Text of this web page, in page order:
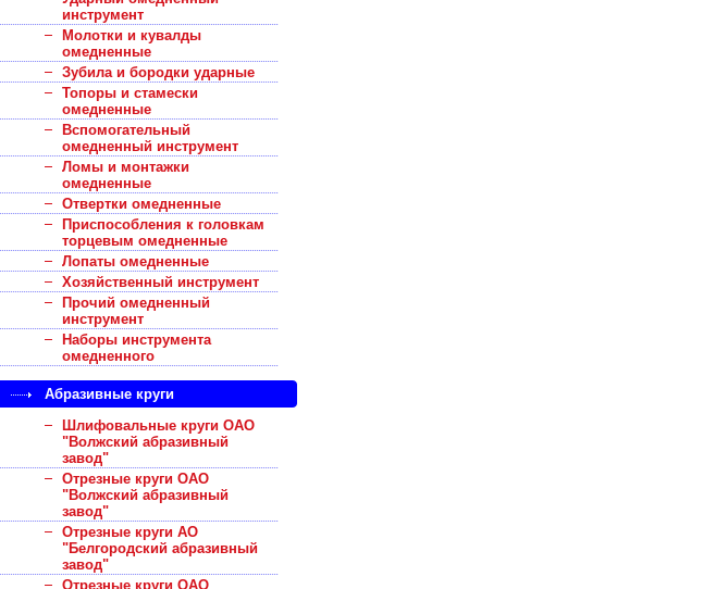
инструмент
Молотки и кувалды
омедненные
Зубила и бородки ударные
Топоры и стамески
омедненные
Вспомогательный
омедненный инструмент
Ломы и монтажки
омедненные
Отвертки омедненные
Приспособления к головкам
торцевым омедненные
Лопаты омедненные
Хозяйственный инструмент
Прочий омедненный
инструмент
Наборы инструмента
омедненного
Абразивные круги
Шлифовальные круги ОАО
"Волжский абразивный
завод"
Отрезные круги ОАО
"Волжский абразивный
завод"
Отрезные круги АО
"Белгородский абразивный
завод"
Отрезные круги ОАО